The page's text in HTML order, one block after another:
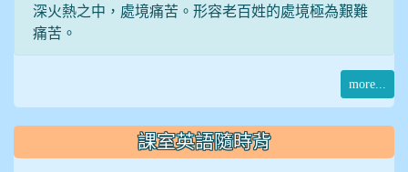
深火熱之中，處境痛苦。形容老百姓的處境極為艱難
痛苦。
more...
課室英語隨時背